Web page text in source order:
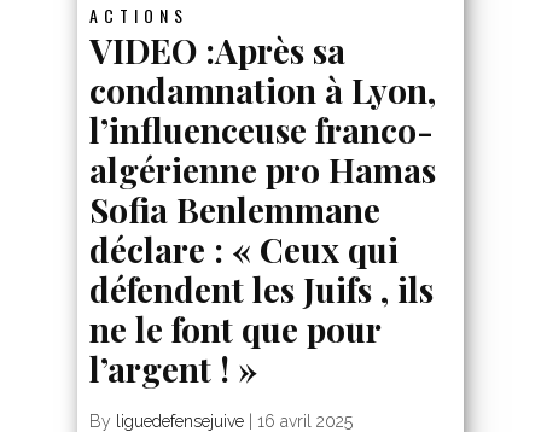
ACTIONS
VIDEO :Après sa
condamnation à Lyon,
l’influenceuse franco-
algérienne pro Hamas
Sofia Benlemmane
déclare : « Ceux qui
défendent les Juifs , ils
ne le font que pour
l’argent ! »
By liguedefensejuive 16 avril 2025